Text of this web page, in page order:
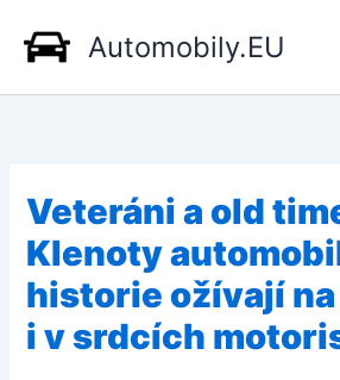
obsah
Automobily.EU
Veteráni a old
Klenoty
historie ožívají
i v srdcích